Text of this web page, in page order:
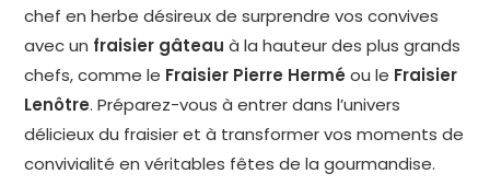
chef en herbe désireux de surprendre vos convives
avec un fraisier gâteau à la hauteur des plus grands
chefs, comme le Fraisier Pierre Hermé ou le Fraisier
Lenôtre. Préparez-vous à entrer dans l’univers
délicieux du fraisier et à transformer vos moments de
convivialité en véritables fêtes de la gourmandise.